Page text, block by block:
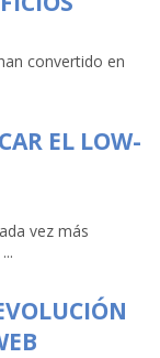
convertido en
EL LOW-
vez más